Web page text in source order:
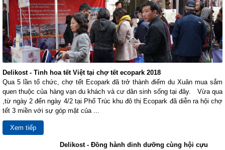
Delikost - Tinh hoa tết Việt tại chợ tết ecopark 2018
Qua 5 lần tổ chức, chợ tết Ecopark đã trở thành điểm du Xuân mua sắm
quen thuộc của hàng vạn du khách và cư dân sinh sống tại đây. Vừa qua
,từ ngày 2 đến ngày 4/2 tại Phố Trúc khu đô thị Ecopark đã diễn ra hội chợ
tết 3 miền với sự góp mặt của ...
Xem tiếp
Delikost - Đồng hành dinh dưỡng cùng hội cựu